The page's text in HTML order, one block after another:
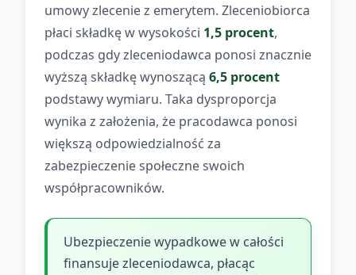
umowy zlecenie z emerytem. Zleceniobiorca
płaci składkę w wysokości 1,5 procent,
podczas gdy zleceniodawca ponosi znacznie
wyższą składkę wynoszącą 6,5 procent
podstawy wymiaru. Taka dysproporcja
wynika z założenia, że pracodawca ponosi
większą odpowiedzialność za
zabezpieczenie społeczne swoich
współpracowników.
Ubezpieczenie wypadkowe w całości
finansuje zleceniodawca, płacąc